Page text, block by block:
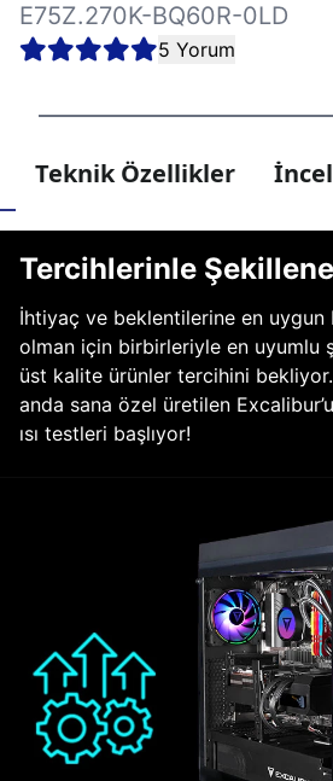
E75Z.270K-BQ60R-0LD
5 Yorum
Teknik Özellikler
Tercihlerinle
İhtiyaç ve beklentilerine en uygun
olman için birbirleriyle en uyumlu
üst kalite ürünler tercihini
anda sana özel üretilen
ısı testleri başlıyor!